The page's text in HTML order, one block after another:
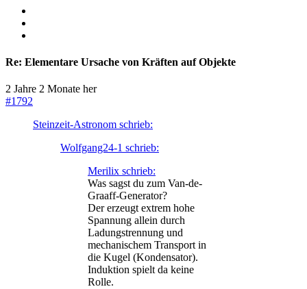
Re: Elementare Ursache von Kräften auf Objekte
2 Jahre 2 Monate her
#1792
Steinzeit-Astronom schrieb:
Wolfgang24-1 schrieb:
Merilix schrieb:
Was sagst du zum Van-de-
Graaff-Generator?
Der erzeugt extrem hohe
Spannung allein durch
Ladungstrennung und
mechanischem Transport in
die Kugel (Kondensator).
Induktion spielt da keine
Rolle.